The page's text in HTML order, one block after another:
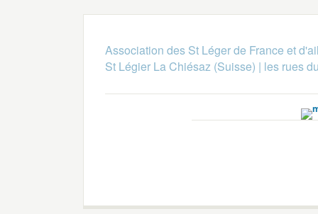
Association des St Léger de France et
St Légier La Chiésaz (Suisse) | les rues